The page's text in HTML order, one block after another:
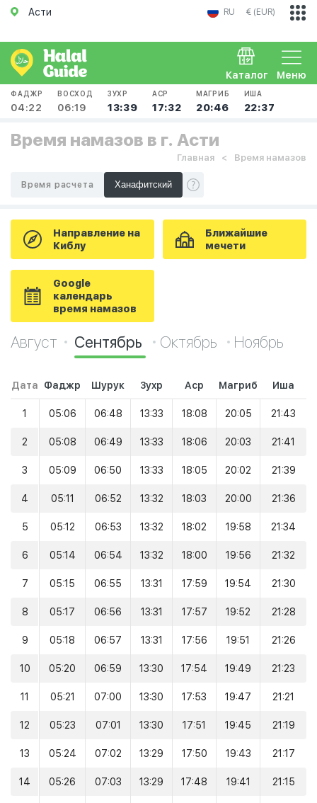
Асти RU € (EUR)
Меню
Каталог
ФАДЖР
04:22
ВОСХОД
06:19
ЗУХР
13:39
АСР
17:32
МАГРИБ
20:46
ИША
22:37
Время намазов в г. Асти
Главная Время намазов
Время расчета
Направление на
Киблу
Ближайшие
мечети
Google
календарь
время намазов
Август Сентябрь Октябрь Ноябрь
Дата Фаджр Шурук Зухр Аср Магриб Иша
1 05:06 06:48 13:33 18:08 20:05 21:43
2 05:08 06:49 13:33 18:06 20:03 21:41
3 05:09 06:50 13:33 18:05 20:02 21:39
4 05:11 06:52 13:32 18:03 20:00 21:36
5 05:12 06:53 13:32 18:02 19:58 21:34
6 05:14 06:54 13:32 18:00 19:56 21:32
7 05:15 06:55 13:31 17:59 19:54 21:30
8 05:17 06:56 13:31 17:57 19:52 21:28
9 05:18 06:57 13:31 17:56 19:51 21:26
10 05:20 06:59 13:30 17:54 19:49 21:23
11 05:21 07:00 13:30 17:53 19:47 21:21
12 05:23 07:01 13:30 17:51 19:45 21:19
13 05:24 07:02 13:29 17:50 19:43 21:17
14 05:26 07:03 13:29 17:48 19:41 21:15